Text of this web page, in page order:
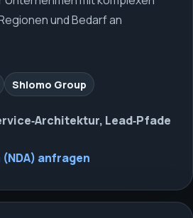
und Bedarf an
Shlomo Group
Lead‑Pfade
anfragen